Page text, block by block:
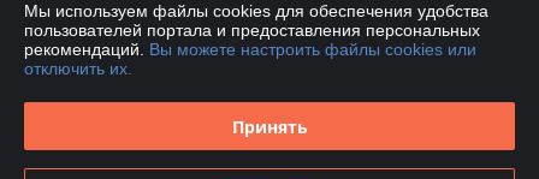
Контакты
График работы
Мы используем файлы cookies для обеспечения удобства
пользователей портала и предоставления персональных
рекомендаций. Вы можете настроить файлы cookies или
отключить их.
Принять